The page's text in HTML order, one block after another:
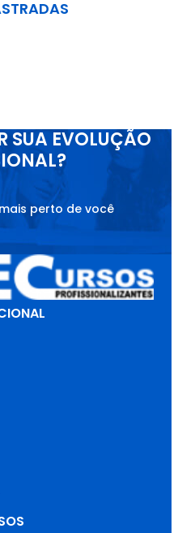
SUA EVOLUÇÃO
perto de você